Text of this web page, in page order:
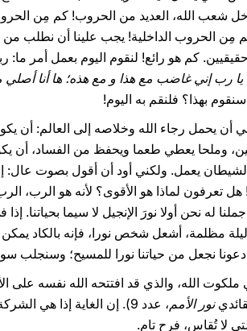
شعب الله، العديد من الحروب! كم مِن
مِن الحروب الداخلية! يجب علينا أن نطلب
كم هو رائع! لنقوم اليوم بعمل أمر ما:
يا رب إني غاضب مع هذا و مع هذه؛ ها أنا أصلي
بهذا؟ فلنقم به اليوم!
يحمل رجاء الله وخلاصه إلى العالم: أن
وملحا يعطي طعما ويحفظ من الفساد، أن
يعمل. ولكني أود أن أقول بصوت عال: إن
هل تعرفون لماذا هو الأقوى؟ لأنه هو الرب،
له نحن أولا نورَ الإنجيل لا سيما
مظلمة، أشعل شخص نورا، فإنه بالكاد
نجعل من حياتنا نورا للمسيح؛ وسنجلب
ملكوت الله، والذي قد افتتحه الله نفسه
نور الأمم
، عدد 9). إن الغاية إذا هي
لا تُقاس، فرح تام.